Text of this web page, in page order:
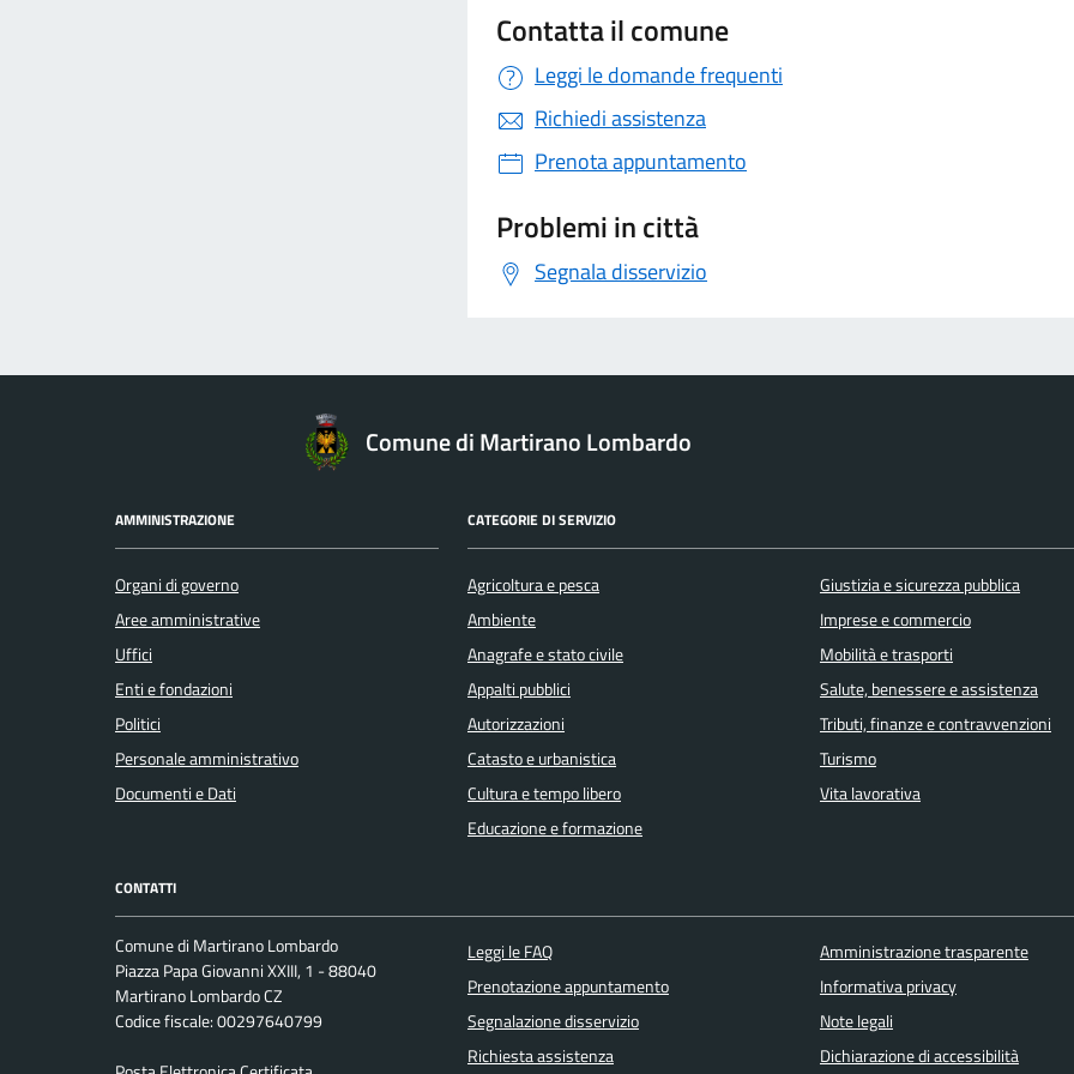
Contatta il comune
Leggi le domande frequenti
Richiedi assistenza
Prenota appuntamento
Problemi in città
Segnala disservizio
Comune di Martirano Lombardo
AMMINISTRAZIONE
Organi di governo
Aree amministrative
Uffici
Enti e fondazioni
Politici
Personale amministrativo
Documenti e Dati
CATEGORIE DI SERVIZIO
Agricoltura e pesca
Ambiente
Anagrafe e stato civile
Appalti pubblici
Autorizzazioni
Catasto e urbanistica
Cultura e tempo libero
Educazione e formazione
Giustizia e sicurezza pubblica
Imprese e commercio
Mobilità e trasporti
Salute, benessere e assistenza
Tributi, finanze e contravvenzioni
Turismo
Vita lavorativa
CONTATTI
Comune di Martirano Lombardo
Piazza Papa Giovanni XXIII, 1 - 88040
Martirano Lombardo CZ
Codice fiscale: 00297640799
Leggi le FAQ
Prenotazione appuntamento
Segnalazione disservizio
Richiesta assistenza
Amministrazione trasparente
Informativa privacy
Note legali
Dichiarazione di accessibilità